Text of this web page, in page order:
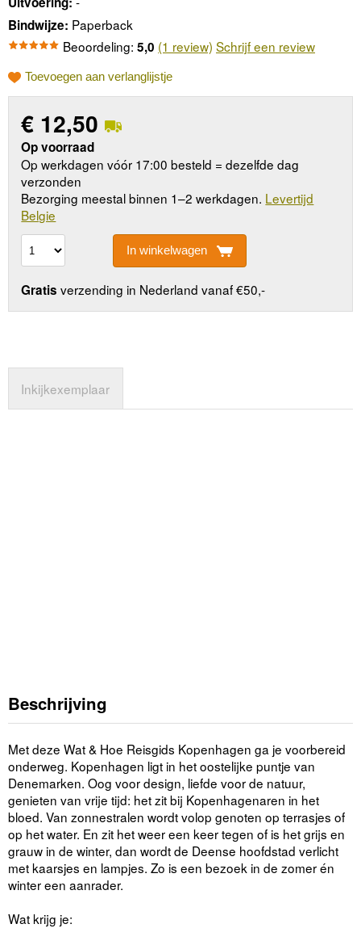
Bindwijze: Paperback
Beoordeling: 5,0 (1 review) Schrijf een review
Toevoegen aan verlanglijstje
€ 12,50
Op voorraad
Op werkdagen vóór 17:00 besteld = dezelfde dag
verzonden
Bezorging meestal binnen 1–2 werkdagen. Levertijd
Belgie
In winkelwagen
Gratis verzending in Nederland vanaf €50,-
Inkijkexemplaar
Beschrijving
Met deze Wat & Hoe Reisgids Kopenhagen ga je voorbereid
onderweg. Kopenhagen ligt in het oostelijke puntje van
Denemarken. Oog voor design, liefde voor de natuur,
genieten van vrije tijd: het zit bij Kopenhagenaren in het
bloed. Van zonnestralen wordt volop genoten op terrasjes of
op het water. En zit het weer een keer tegen of is het grijs en
grauw in de winter, dan wordt de Deense hoofdstad verlicht
met kaarsjes en lampjes. Zo is een bezoek in de zomer én
winter een aanrader.
Wat krijg je: